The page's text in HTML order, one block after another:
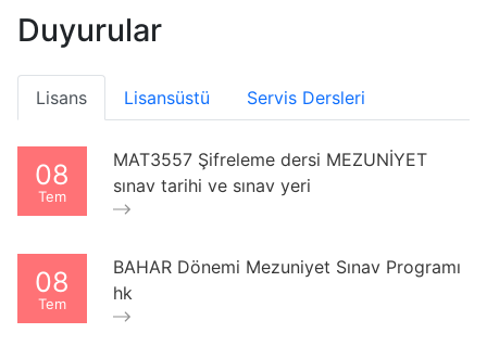
Duyurular
Lisans Lisansüstü Servis Dersleri
08
Tem
MAT3557 Şifreleme dersi MEZUNİYET
sınav tarihi ve sınav yeri
08
Tem
BAHAR Dönemi Mezuniyet Sınav Programı
hk